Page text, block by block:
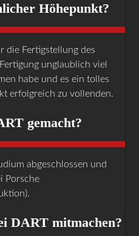
Höhepunkt?
die Fertigstellung des
unglaublich viel
habe und es ein tolles
erfolgreich zu vollenden.
gemacht?
abgeschlossen und
Porsche
DART mitmachen?